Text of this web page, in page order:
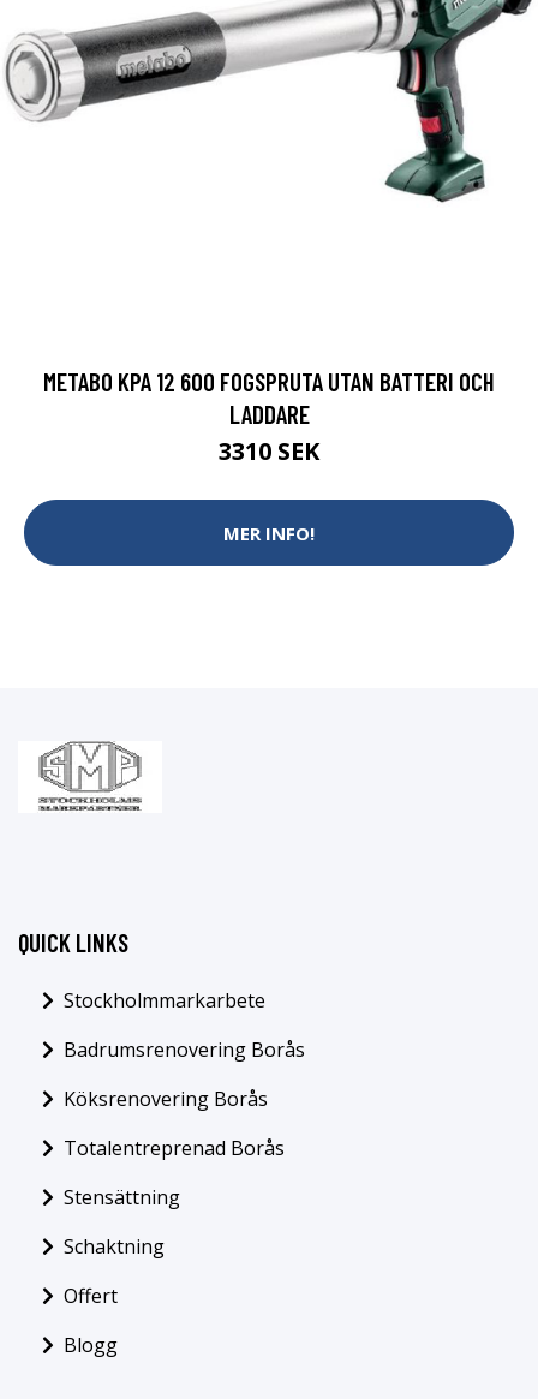
METABO KPA 12 600 FOGSPRUTA UTAN BATTERI OCH
LADDARE
3310 SEK
MER INFO!
QUICK LINKS
Stockholmmarkarbete
Badrumsrenovering Borås
Köksrenovering Borås
Totalentreprenad Borås
Stensättning
Schaktning
Offert
Blogg